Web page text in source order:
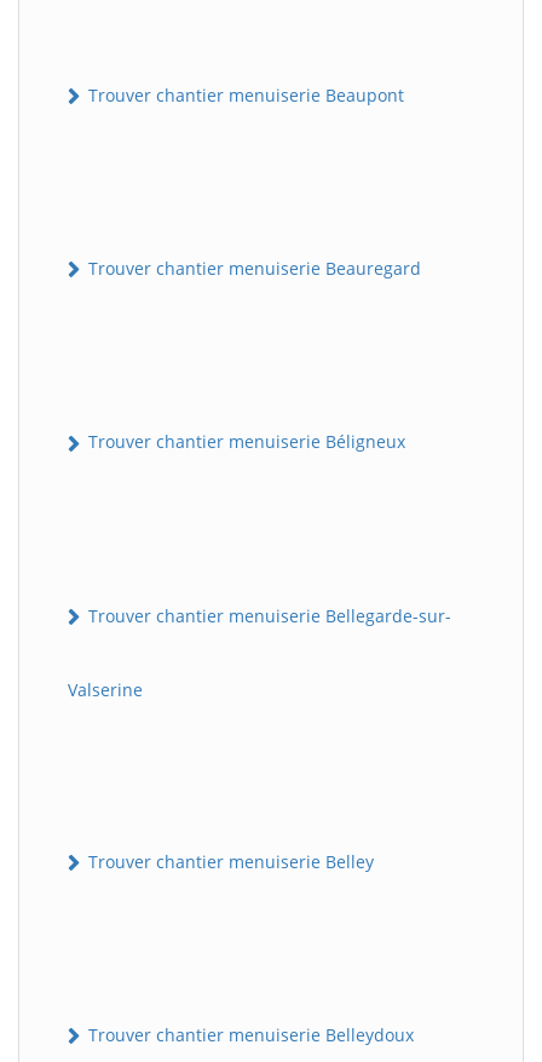
Trouver chantier menuiserie Beaupont
Trouver chantier menuiserie Beauregard
Trouver chantier menuiserie Béligneux
Trouver chantier menuiserie Bellegarde-sur-
Valserine
Trouver chantier menuiserie Belley
Trouver chantier menuiserie Belleydoux